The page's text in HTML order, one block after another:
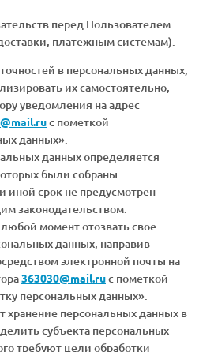
перед Пользователем
платежным системам).
в персональных данных,
их самостоятельно,
уведомления на адрес
с пометкой
данных».
данных определяется
были собраны
иной срок не предусмотрен
законодательством.
момент отозвать свое
данных, направив
электронной почты на
363030@mail.ruс пометкой
персональных данных».
хранение персональных данных в
субъекта персональных
требуют цели обработки